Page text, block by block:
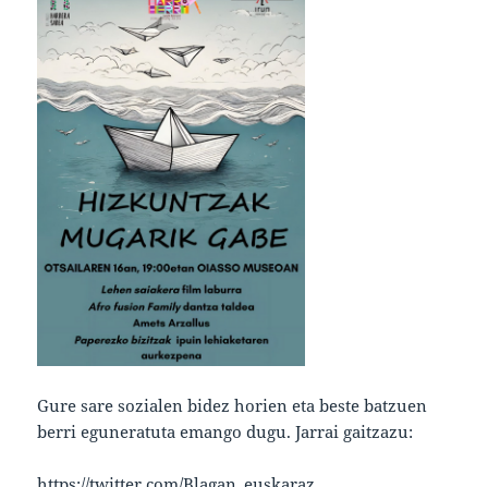
Gure sare sozialen bidez horien eta beste batzuen
berri eguneratuta emango dugu. Jarrai gaitzazu: